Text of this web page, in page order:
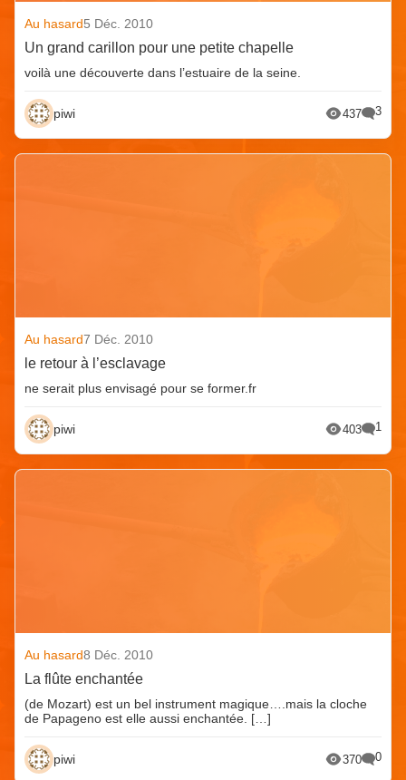
Au hasard5 Déc. 2010
Un grand carillon pour une petite chapelle
voilà une découverte dans l’estuaire de la seine.
piwi 437 3
Au hasard7 Déc. 2010
le retour à l’esclavage
ne serait plus envisagé pour se former.fr
piwi 403 1
Au hasard8 Déc. 2010
La flûte enchantée
(de Mozart) est un bel instrument magique….mais la cloche
de Papageno est elle aussi enchantée. […]
piwi 370 0